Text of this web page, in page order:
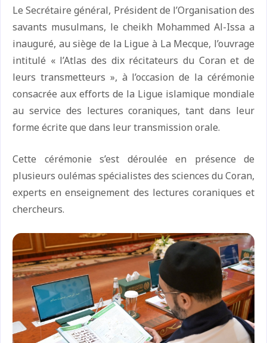
Le Secrétaire général, Président de l’Organisation des
savants musulmans, le cheikh Mohammed Al-Issa a
inauguré, au siège de la Ligue à La Mecque, l’ouvrage
intitulé « l’Atlas des dix récitateurs du Coran et de
leurs transmetteurs », à l’occasion de la cérémonie
consacrée aux efforts de la Ligue islamique mondiale
au service des lectures coraniques, tant dans leur
forme écrite que dans leur transmission orale.
Cette cérémonie s’est déroulée en présence de
plusieurs oulémas spécialistes des sciences du Coran,
experts en enseignement des lectures coraniques et
chercheurs.